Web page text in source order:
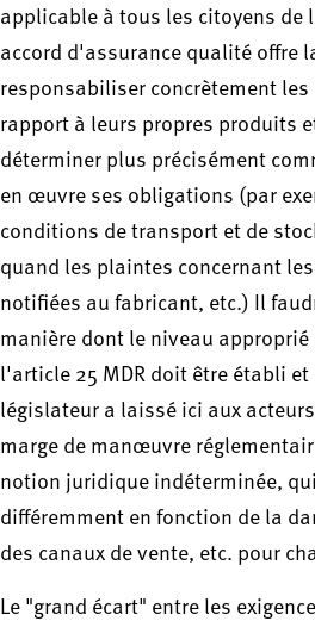
applicable à tous les citoyens de
accord d'assurance qualité offre
responsabiliser concrètement
rapport à leurs propres produits
déterminer plus précisément
en œuvre ses obligations (par
conditions de transport et de
quand les plaintes concernant
notifiées au fabricant, etc.) Il
manière dont le niveau
l'article 25 MDR doit être établi et
législateur a laissé ici aux
marge de manœuvre
notion juridique indéterminée,
différemment en fonction de la
des canaux de vente, etc. pour
Le "grand écart" entre les